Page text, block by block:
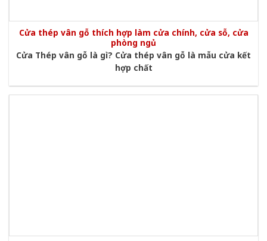
Cửa thép vân gỗ thích hợp làm cửa chính, cửa sỗ, cửa
phòng ngủ
Cửa Thép vân gỗ là gì? Cửa thép vân gỗ là mẫu cửa kết
hợp chất